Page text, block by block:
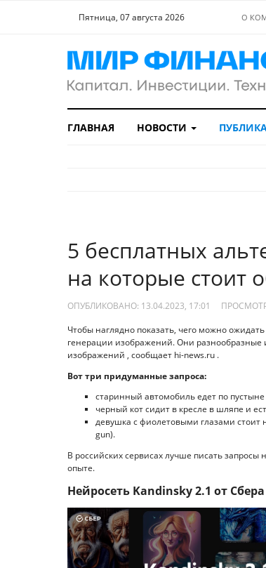
Пятница, 07 августа 2026 О
ГЛАВНАЯ НОВОСТИ
5 бесплатных
на которые стоит
ОПУБЛИКОВАНО: 13.04.2023, 17:01
Чтобы наглядно показать, чего можно
генерации изображений. Они разнообразные
изображений , сообщает hi-news.ru .
Вот три придуманные запроса:
старинный автомобиль едет по
черный кот сидит в кресле в шляпе и
девушка с фиолетовыми глазами стоит
gun).
В российских сервисах лучше писать
опыте.
Нейросеть Kandinsky 2.1 от Сбера